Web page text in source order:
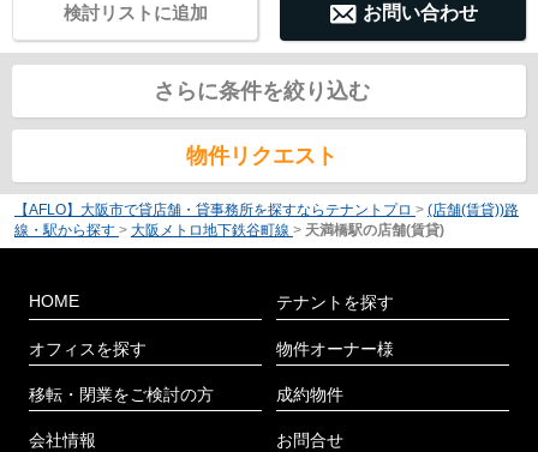
お問い合わせ
検討リストに追加
さらに条件を絞り込む
物件リクエスト
【AFLO】大阪市で貸店舗・貸事務所を探すならテナントプロ > (店舗(賃貸))路
線・駅から探す > 大阪メトロ地下鉄谷町線 > 天満橋駅の店舗(賃貸)
HOME
オフィスを探す
移転・閉業をご検討の方
会社情報
テナントを探す
物件オーナー様
成約物件
お問合せ